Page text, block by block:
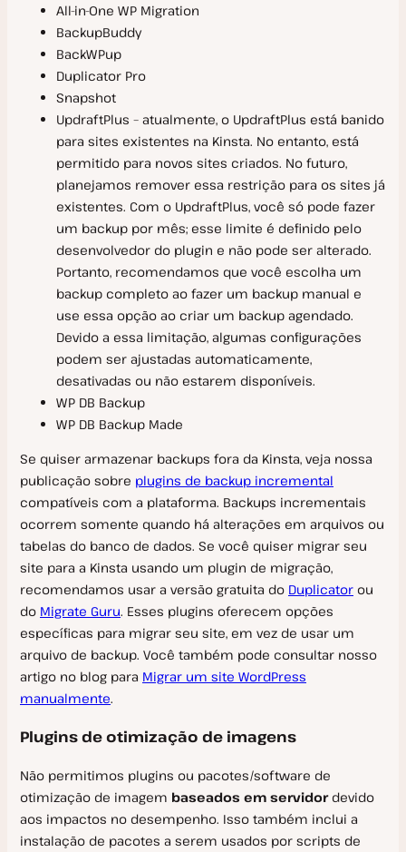
Problemas no Windows
Cobrança
Créditos da conta
Perguntas frequentes
Planos de Hospedagem para WordPress
Escolhendo o plano certo
Excedentes
Descontos
Cancelar Plano do WordPress
Faturas
Pagamentos não Realizados
Impostos, IVA e GST
Detalhes de cobrança
Configurações da Empresa
SAML Single Sign-On (SSO)
Okta SAML SSO
OneLogin SAML SSO
SSO SAML do Google Workspace
Ping Identity SAML SSO
Microsoft Entra SAML SSO
Perguntas frequentes sobre SAML SSO
Nova Empresa
Gerenciamento de Usuários
Registro de atividades
Configurações do Usuário
Como Fazer Login
Excluir Minha Conta na Kinsta
Pesquisa omni
Notificações
Escopo do Suporte
Hospedagem de WordPress
Contato Com o Suporte
All-in-One WP Migration
BackupBuddy
BackWPup
Duplicator Pro
Snapshot
UpdraftPlus – atualmente, o UpdraftPlus está banido
para sites existentes na Kinsta. No entanto, está
permitido para novos sites criados. No futuro,
planejamos remover essa restrição para os sites já
existentes. Com o UpdraftPlus, você só pode fazer
um backup por mês; esse limite é definido pelo
desenvolvedor do plugin e não pode ser alterado.
Portanto, recomendamos que você escolha um
backup completo ao fazer um backup manual e
use essa opção ao criar um backup agendado.
Devido a essa limitação, algumas configurações
podem ser ajustadas automaticamente,
desativadas ou não estarem disponíveis.
WP DB Backup
WP DB Backup Made
Se quiser armazenar backups fora da Kinsta, veja nossa
publicação sobre plugins de backup incremental
compatíveis com a plataforma. Backups incrementais
ocorrem somente quando há alterações em arquivos ou
tabelas do banco de dados. Se você quiser migrar seu
site para a Kinsta usando um plugin de migração,
recomendamos usar a versão gratuita do Duplicator ou
do Migrate Guru. Esses plugins oferecem opções
específicas para migrar seu site, em vez de usar um
arquivo de backup. Você também pode consultar nosso
artigo no blog para Migrar um site WordPress
manualmente.
Plugins de otimização de imagens
Não permitimos plugins ou pacotes/software de
otimização de imagem baseados em servidordevido
aos impactos no desempenho. Isso também inclui a
instalação de pacotes a serem usados por scripts de